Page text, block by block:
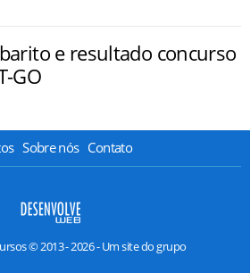
e resultado concurso
GO
Sobre nós Contato
© 2013 - 2026 - Um site do grupo